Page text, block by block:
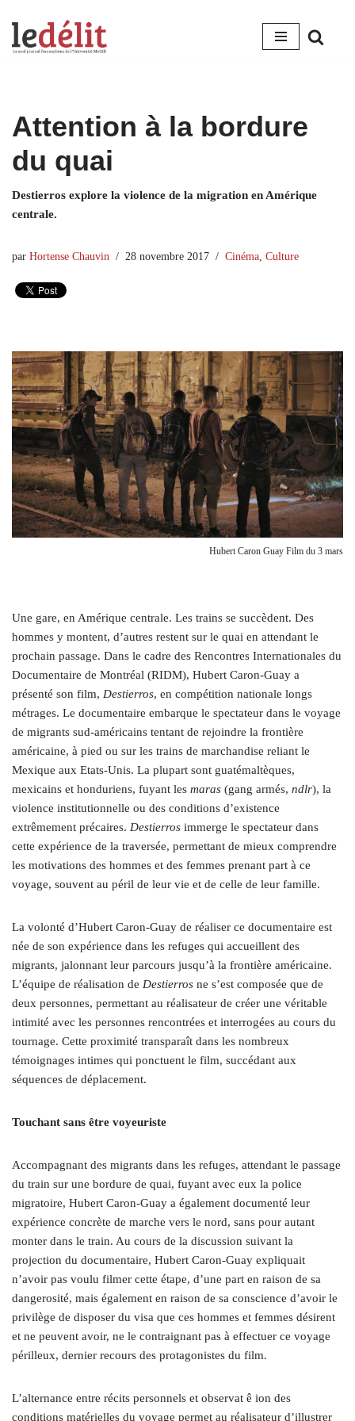
Aller
Attention à la bordure
du quai
Destierros explore la violence de la migration en Amérique
centrale.
par Hortense Chauvin 28 novembre 2017 Cinéma Culture
Hubert Caron Guay Film du 3 mars
Une gare, en Amérique centrale. Les trains se succèdent. Des
hommes y montent, d’autres restent sur le quai en attendant le
prochain passage. Dans le cadre des Rencontres Internationales du
Documentaire de Montréal (RIDM), Hubert Caron-Guay a
présenté son film, Destierros, en compétition nationale longs
métrages. Le documentaire embarque le spectateur dans le voyage
de migrants sud-américains tentant de rejoindre la frontière
américaine, à pied ou sur les trains de marchandise reliant le
Mexique aux Etats-Unis. La plupart sont guatémaltèques,
mexicains et honduriens, fuyant les maras (gang armés, ndlr), la
violence institutionnelle ou des conditions d’existence
extrêmement précaires. Destierros immerge le spectateur dans
cette expérience de la traversée, permettant de mieux comprendre
les motivations des hommes et des femmes prenant part à ce
voyage, souvent au péril de leur vie et de celle de leur famille.
La volonté d’Hubert Caron-Guay de réaliser ce documentaire est
née de son expérience dans les refuges qui accueillent des
migrants, jalonnant leur parcours jusqu’à la frontière américaine.
L’équipe de réalisation de Destierros ne s’est composée que de
deux personnes, permettant au réalisateur de créer une véritable
intimité avec les personnes rencontrées et interrogées au cours du
tournage. Cette proximité transparaît dans les nombreux
témoignages intimes qui ponctuent le film, succédant aux
séquences de déplacement.
Touchant sans être voyeuriste
Accompagnant des migrants dans les refuges, attendant le passage
du train sur une bordure de quai, fuyant avec eux la police
migratoire, Hubert Caron-Guay a également documenté leur
expérience concrète de marche vers le nord, sans pour autant
monter dans le train. Au cours de la discussion suivant la
projection du documentaire, Hubert Caron-Guay expliquait
n’avoir pas voulu filmer cette étape, d’une part en raison de sa
dangerosité, mais également en raison de sa conscience d’avoir le
privilège de disposer du visa que ces hommes et femmes désirent
et ne peuvent avoir, ne le contraignant pas à effectuer ce voyage
périlleux, dernier recours des protagonistes du film.
L’alternance entre récits personnels et observat ê ion des
conditions matérielles du voyage permet au réalisateur d’illustrer